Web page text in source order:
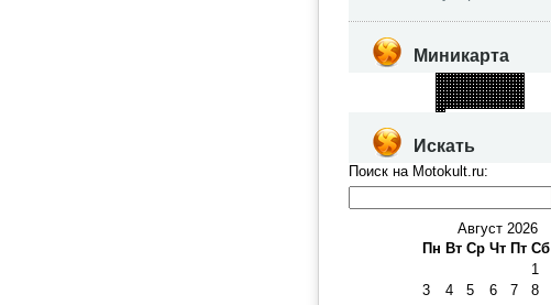
Миникарта
Искать
Поиск на Motokult.ru:
Август 2026
Пн Вт Ср Чт Пт Сб
1
3
4 5 6 7 8